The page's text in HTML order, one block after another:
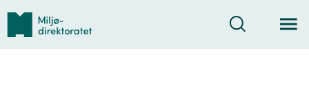
Tilbake
forsiden
Søk